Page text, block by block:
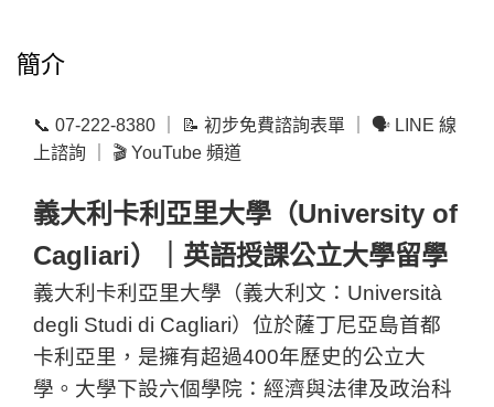
簡介
📞 07-222-8380 ｜ 📝 初步免費諮詢表單 ｜ 🗣 LINE 線
上諮詢 ｜ 🎬 YouTube 頻道
義大利卡利亞里大學（University of
Cagliari）｜英語授課公立大學留學
義大利卡利亞里大學（義大利文：Università
degli Studi di Cagliari）位於薩丁尼亞島首都
卡利亞里，是擁有超過400年歷史的公立大
學。大學下設六個學院：經濟與法律及政治科